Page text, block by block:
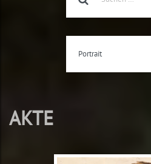
Portrait
AKTE